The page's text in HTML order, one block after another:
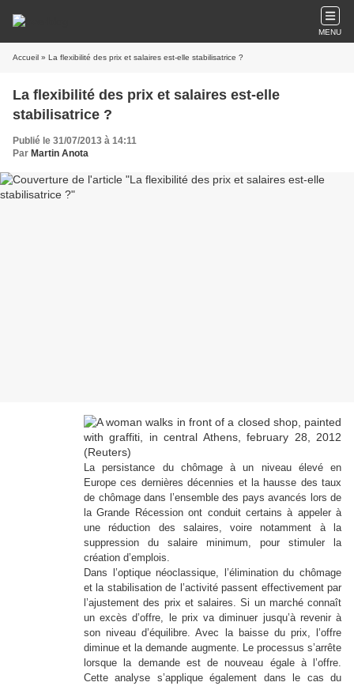
MENU
Accueil » La flexibilité des prix et salaires est-elle stabilisatrice ?
La flexibilité des prix et salaires est-elle
stabilisatrice ?
Publié le 31/07/2013 à 14:11
Par Martin Anota
La persistance du chômage à un niveau élevé en
Europe ces dernières décennies et la hausse des taux
de chômage dans l’ensemble des pays avancés lors de
la Grande Récession ont conduit certains à appeler à
une réduction des salaires, voire notamment à la
suppression du salaire minimum, pour stimuler la
création d’emplois.
Dans l’optique néoclassique, l’élimination du chômage
et la stabilisation de l’activité passent effectivement par
l’ajustement des prix et salaires. Si un marché connaît
un excès d’offre, le prix va diminuer jusqu’à revenir à
son niveau d’équilibre. Avec la baisse du prix, l’offre
diminue et la demande augmente. Le processus s’arrête
lorsque la demande est de nouveau égale à l’offre.
Cette analyse s’applique également dans le cas du